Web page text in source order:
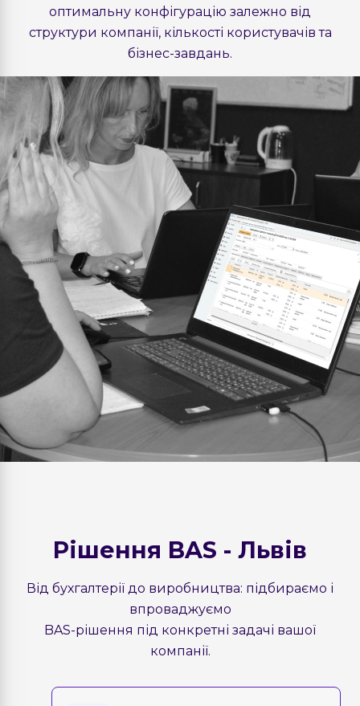
оптимальну конфігурацію залежно від
структури компанії, кількості користувачів та
бізнес-завдань.
Рішення BAS - Львів
Від бухгалтерії до виробництва: підбираємо і
впроваджуємо
BAS-рішення під конкретні задачі вашої
компанії.